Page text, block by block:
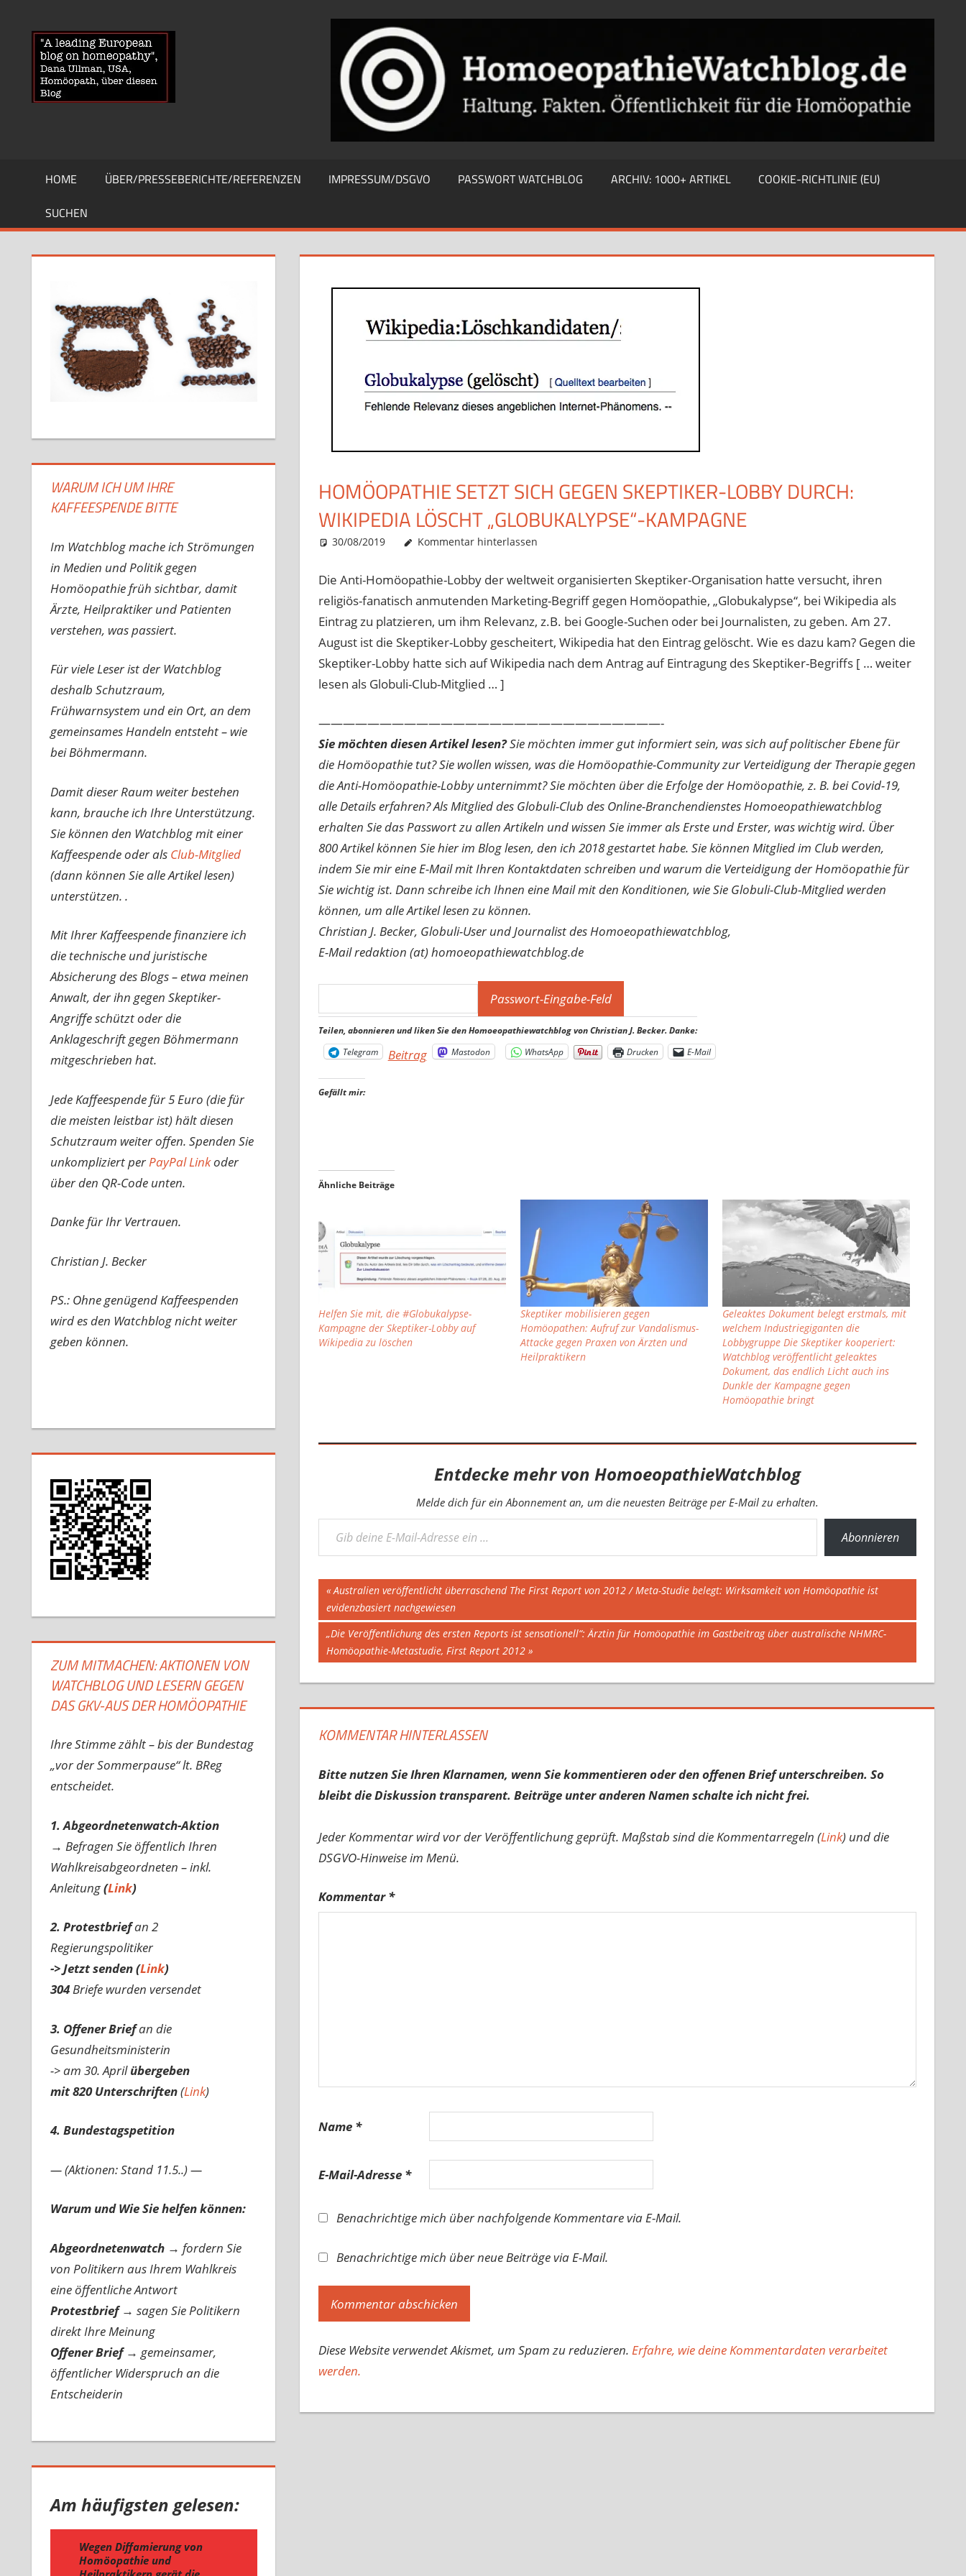
springen
HOMOEOPATHIEWATCHBLOG
News
über
Homöopathie
und
Globuli-
HOME ÜBER/PRESSEBERICHTE/REFERENZEN IMPRESSUM/DSGVO PASSWORT WATCHBLOG ARCHIV: 1000+ ARTIKEL
COOKIE-RICHTLINIE (EU)
SUCHEN
HOMÖOPATHIE SETZT SICH GEGEN SKEPTIKER-LOBBY DURCH:
WIKIPEDIA LÖSCHT „GLOBUKALYPSE“-KAMPAGNE
30/08/2019 Christian J. Becker
Allgemein
Kommentar hinterlassen
Die Anti-Homöopathie-Lobby der weltweit organisierten Skeptiker-Organisation hatte versucht, ihren
religiös-fanatisch anmutenden Marketing-Begriff gegen Homöopathie, „Globukalypse“, bei Wikipedia als
Eintrag zu platzieren, um ihm Relevanz, z.B. bei Google-Suchen oder bei Journalisten, zu geben. Am 27.
August ist die Skeptiker-Lobby gescheitert, Wikipedia hat den Eintrag gelöscht. Wie es dazu kam? Gegen die
Skeptiker-Lobby hatte sich auf Wikipedia nach dem Antrag auf Eintragung des Skeptiker-Begriffs [ … weiter
lesen als Globuli-Club-Mitglied … ]
————————————————————————————-
Sie möchten diesen Artikel lesen?Sie möchten immer gut informiert sein, was sich auf politischer Ebene für
die Homöopathie tut? Sie wollen wissen, was die Homöopathie-Community zur Verteidigung der Therapie gegen
die Anti-Homöopathie-Lobby unternimmt? Sie möchten über die Erfolge der Homöopathie, z. B. bei Covid-19,
alle Details erfahren? Als Mitglied des Globuli-Club des Online-Branchendienstes Homoeopathiewatchblog
erhalten Sie das Passwort zu allen Artikeln und wissen Sie immer als Erste und Erster, was wichtig wird. Über
800 Artikel können Sie hier im Blog lesen, den ich 2018 gestartet habe. Sie können Mitglied im Club werden,
indem Sie mir eine E-Mail mit Ihren Kontaktdaten schreiben und warum die Verteidigung der Homöopathie für
Sie wichtig ist. Dann schreibe ich Ihnen eine Mail mit den Konditionen, wie Sie Globuli-Club-Mitglied werden
können, um alle Artikel lesen zu können.
Christian J. Becker, Globuli-User und Journalist des Homoeopathiewatchblog,
E-Mail redaktion (at) homoeopathiewatchblog.de
Teilen, abonnieren und liken Sie den Homoeopathiewatchblog von Christian J. Becker. Danke:
Telegram
Beitrag Mastodon WhatsApp Drucken E-Mail
Gefällt mir:
Ähnliche Beiträge
Helfen Sie mit, die #Globukalypse-
Kampagne der Skeptiker-Lobby auf
Wikipedia zu löschen
Skeptiker mobilisieren gegen
Homöopathen: Aufruf zur Vandalismus-
Attacke gegen Praxen von Ärzten und
Heilpraktikern
Geleaktes Dokument belegt erstmals, mit
welchem Industriegiganten die
Lobbygruppe Die Skeptiker kooperiert:
Watchblog veröffentlicht geleaktes
Dokument, das endlich Licht auch ins
Dunkle der Kampagne gegen
Homöopathie bringt
Entdecke mehr von HomoeopathieWatchblog
Melde dich für ein Abonnement an, um die neuesten Beiträge per E-Mail zu erhalten.
Gib deine E-Mail-Adresse ein ...
Abonnieren
Beitragsnavigation
Vorheriger
Beitrag:
Australien veröffentlicht überraschend The First Report von 2012 / Meta-Studie belegt: Wirksamkeit von Homöopathie ist
evidenzbasiert nachgewiesen
Nächster
Beitrag:
„Die Veröffentlichung des ersten Reports ist sensationell“: Ärztin für Homöopathie im Gastbeitrag über australische NHMRC-
Homöopathie-Metastudie, First Report 2012
KOMMENTAR HINTERLASSEN
Bitte nutzen Sie Ihren Klarnamen, wenn Sie kommentieren oder den offenen Brief unterschreiben. So
bleibt die Diskussion transparent. Beiträge unter anderen Namen schalte ich nicht frei.
Jeder Kommentar wird vor der Veröffentlichung geprüft. Maßstab sind die Kommentarregeln (Link) und die
DSGVO-Hinweise im Menü.
Kommentar*
Name *
E-Mail-Adresse *
Benachrichtige mich über nachfolgende Kommentare via E-Mail.
Benachrichtige mich über neue Beiträge via E-Mail.
Diese Website verwendet Akismet, um Spam zu reduzieren. Erfahre, wie deine Kommentardaten verarbeitet
werden.
WARUM ICH UM IHRE
KAFFEESPENDE BITTE
Im Watchblog mache ich Strömungen
in Medien und Politik gegen
Homöopathie früh sichtbar, damit
Ärzte, Heilpraktiker und Patienten
verstehen, was passiert.
Für viele Leser ist der Watchblog
deshalb Schutzraum,
Frühwarnsystem und ein Ort, an dem
gemeinsames Handeln entsteht – wie
bei Böhmermann.
Damit dieser Raum weiter bestehen
kann, brauche ich Ihre Unterstützung.
Sie können den Watchblog mit einer
Kaffeespende oder als Club-Mitglied
(dann können Sie alle Artikel lesen)
unterstützen. .
Mit Ihrer Kaffeespende finanziere ich
die technische und juristische
Absicherung des Blogs – etwa meinen
Anwalt, der ihn gegen Skeptiker-
Angriffe schützt oder die
Anklageschrift gegen Böhmermann
mitgeschrieben hat.
Jede Kaffeespende für 5 Euro (die für
die meisten leistbar ist) hält diesen
Schutzraum weiter offen. Spenden Sie
unkompliziert perPayPal Linkoder
über den QR-Code unten.
Danke für Ihr Vertrauen.
Christian J. Becker
PS.: Ohne genügend Kaffeespenden
wird es den Watchblog nicht weiter
geben können.
ZUM MITMACHEN: AKTIONEN VON
WATCHBLOG UND LESERN GEGEN
DAS GKV-AUS DER HOMÖOPATHIE
Ihre Stimme zählt – bis der Bundestag
„vor der Sommerpause“ lt. BReg
entscheidet.
1. Abgeordnetenwatch-Aktion
→ Befragen Sie öffentlich Ihren
Wahlkreisabgeordneten – inkl.
Anleitung(Link)
2. Protestbriefan 2
Regierungspolitiker
-> Jetzt senden (Link)
304Briefe wurden versendet
3. Offener Briefan die
Gesundheitsministerin
-> am 30. Aprilübergeben
mit 820 Unterschriften(Link)
4. Bundestagspetition
— (Aktionen: Stand 11.5..) —
Warum und Wie Sie helfen können:
Abgeordnetenwatch → fordern Sie
von Politikern aus Ihrem Wahlkreis
eine öffentliche Antwort
Protestbrief → sagen Sie Politikern
direkt Ihre Meinung
Offener Brief → gemeinsamer,
öffentlicher Widerspruch an die
Entscheiderin
Am häufigsten gelesen: